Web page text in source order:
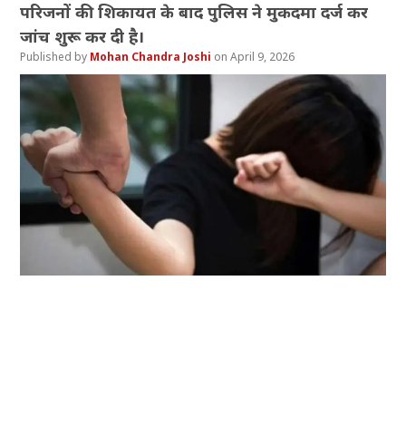
परिजनों की शिकायत के बाद पुलिस ने मुकदमा दर्ज कर
जांच शुरू कर दी है।
Mohan Chandra Joshi April 9, 2026